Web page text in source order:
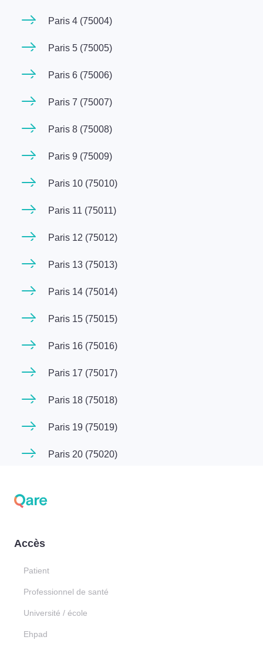
Paris 4 (75004)
Paris 5 (75005)
Paris 6 (75006)
Paris 7 (75007)
Paris 8 (75008)
Paris 9 (75009)
Paris 10 (75010)
Paris 11 (75011)
Paris 12 (75012)
Paris 13 (75013)
Paris 14 (75014)
Paris 15 (75015)
Paris 16 (75016)
Paris 17 (75017)
Paris 18 (75018)
Paris 19 (75019)
Paris 20 (75020)
Accès
Patient
Professionnel de santé
Université / école
Ehpad